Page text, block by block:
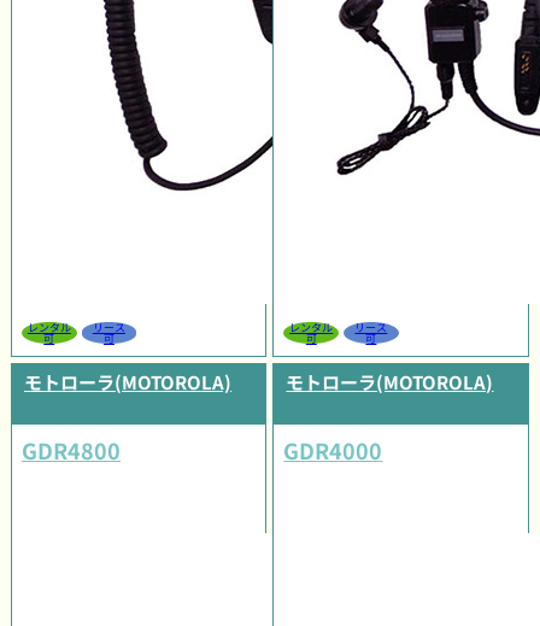
レンタル
可
リース
可
レンタル
可
リース
可
モトローラ(MOTOROLA)
GDR4800
モトローラ(MOTOROLA)
GDR4000